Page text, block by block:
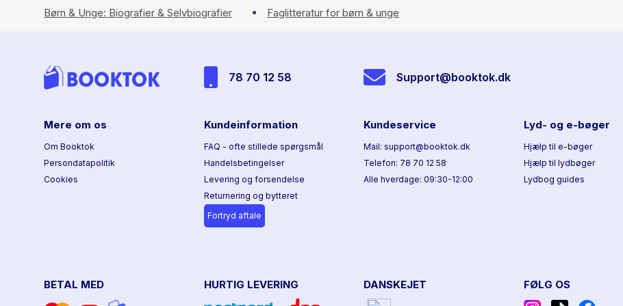
Børn & Unge: Biografier & Selvbiografier
Faglitteratur for børn & unge
78 70 12 58 Support@booktok.dk
Mere om os
Om Booktok
Persondatapolitik
Cookies
Kundeinformation
FAQ - ofte stillede spørgsmål
Handelsbetingelser
Levering og forsendelse
Returnering og bytteret
Fortryd aftale
Kundeservice
Mail: support@booktok.dk
Telefon: 78 70 12 58
Alle hverdage: 09:30-12:00
Lyd- og e-bøger
Hjælp til e-bøger
Hjælp til lydbøger
Lydbog guides
BETAL MED HURTIG LEVERING DANSKEJET FØLG OS